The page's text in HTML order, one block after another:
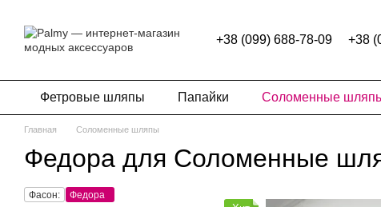
+38 (099) 688-78-09 +38
Фетровые шляпы Папайки Соломенные
Главная Соломенные шляпы
Федора для Соломенные
Фасон:
Федора